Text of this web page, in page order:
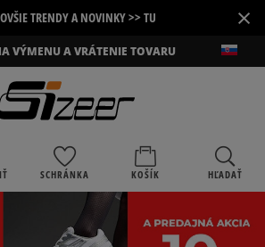
TRENDY A NOVINKY >> TU ×
VÝMENU A VRÁTENIE TOVARU
SCHRÁNKA KOŠÍK HĽADAŤ